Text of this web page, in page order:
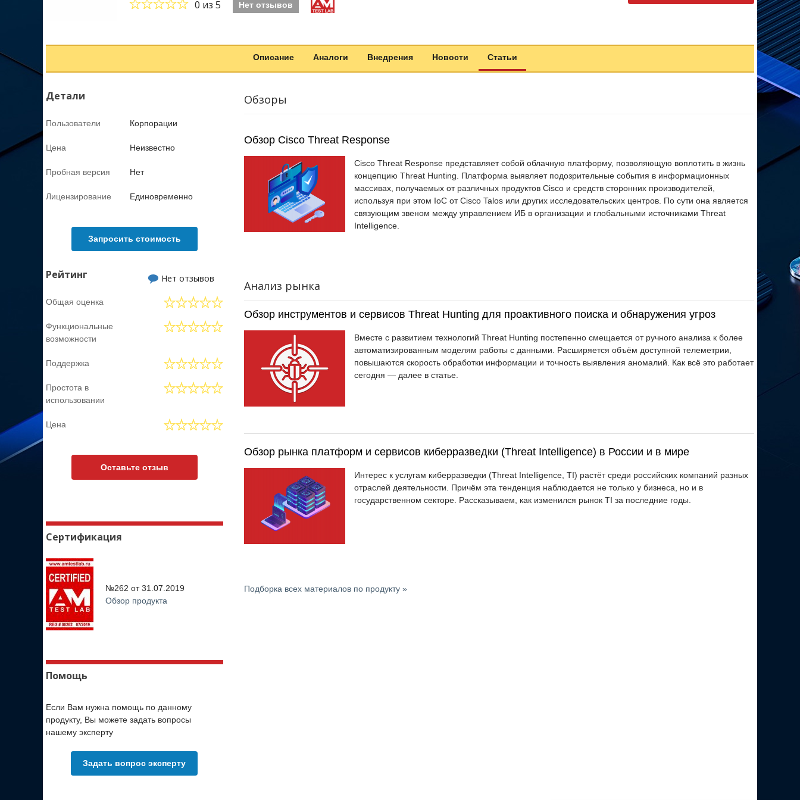
0 из 5 Нет отзывов
Описание Аналоги Внедрения Новости Статьи
Детали
Пользователи Корпорации
Цена Неизвестно
Пробная версия Нет
Лицензирование Единовременно
Запросить стоимость
Рейтинг Нет отзывов
Общая оценка
Функциональные
возможности
Поддержка
Простота в
использовании
Цена
Оставьте отзыв
Сертификация
№262 от31.07.2019
Обзор продукта
Помощь
Если Вам нужна помощь по данному
продукту, Вы можете задать вопросы
нашему эксперту
Задать вопрос эксперту
Обзоры
Обзор Cisco Threat Response
Cisco Threat Response представляет собой облачную платформу, позволяющую воплотить в жизнь
концепцию Threat Hunting. Платформа выявляет подозрительные события в информационных
массивах, получаемых от различных продуктов Cisco и средств сторонних производителей,
используя при этом IoC от Cisco Talos или других исследовательских центров. По сути она является
связующим звеном между управлением ИБ в организации и глобальными источниками Threat
Intelligence.
Анализ рынка
Обзор инструментов и сервисов Threat Hunting для проактивного поиска и обнаружения угроз
Вместе с развитием технологий Threat Hunting постепенно смещается от ручного анализа к более
автоматизированным моделям работы с данными. Расширяется объём доступной телеметрии,
повышаются скорость обработки информации и точность выявления аномалий. Как всё это работает
сегодня — далее в статье.
Обзор рынка платформ и сервисов киберразведки (Threat Intelligence) в России и в мире
Интерес к услугам киберразведки (Threat Intelligence, TI) растёт среди российских компаний разных
отраслей деятельности. Причём эта тенденция наблюдается не только у бизнеса, но и в
государственном секторе. Рассказываем, как изменился рынок TI за последние годы.
Подборка всех материалов по продукту »